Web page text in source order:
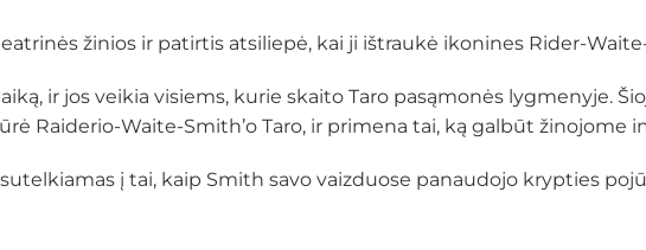
žinios ir patirtis atsiliepė, kai ji ištraukė ikonines Rider-
ir jos veikia visiems, kurie skaito Taro pasąmonės lygmenyje.
Raiderio-Waite-Smith’o Taro, ir primena tai, ką galbūt
į tai, kaip Smith savo vaizduose panaudojo krypties